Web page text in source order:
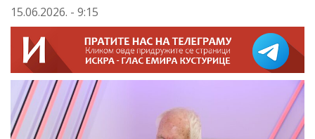
15.06.2026. - 9:15